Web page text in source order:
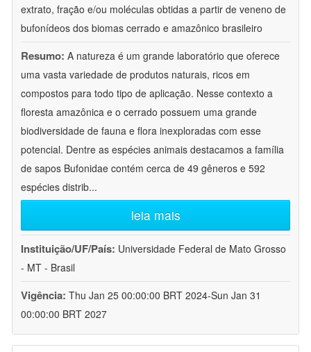
extrato, fração e/ou moléculas obtidas a partir de veneno de
bufonídeos dos biomas cerrado e amazônico brasileiro
Resumo: A natureza é um grande laboratório que oferece
uma vasta variedade de produtos naturais, ricos em
compostos para todo tipo de aplicação. Nesse contexto a
floresta amazônica e o cerrado possuem uma grande
biodiversidade de fauna e flora inexploradas com esse
potencial. Dentre as espécies animais destacamos a família
de sapos Bufonidae contém cerca de 49 gêneros e 592
espécies distrib...
leia mais
Instituição/UF/País: Universidade Federal de Mato Grosso
- MT - Brasil
Vigência: Thu Jan 25 00:00:00 BRT 2024-Sun Jan 31
00:00:00 BRT 2027